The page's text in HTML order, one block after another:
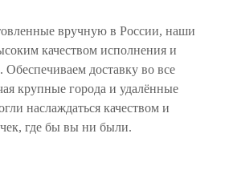
вручную в России, наши
качеством исполнения и
доставку во все
крупные города и удалённые
наслаждаться качеством и
где бы вы ни были.